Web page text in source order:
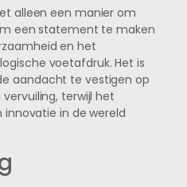
alleen een manier om
een statement te maken
en het
voetafdruk. Het is
aandacht te vestigen op
terwijl het
in de wereld